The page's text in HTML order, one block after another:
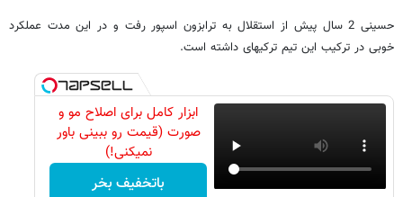
حسینی 2 سال پیش از استقلال به ترابزون اسپور رفت و در این مدت عملکرد
خوبی در ترکیب این تیم ترکیهای داشته است.
ابزار کامل برای اصلاح مو و
صورت (قیمت رو ببینی باور
نمیکنی!)
باتخفیف بخر